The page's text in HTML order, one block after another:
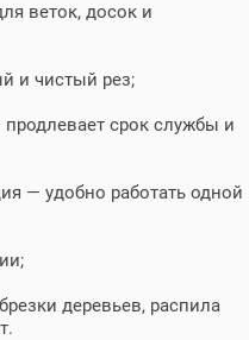
веток, досок и
и чистый рез;
срок службы и
— удобно работать одной
деревьев, распила